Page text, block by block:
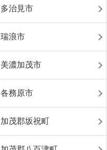
多治見市
瑞浪市
美濃加茂市
各務原市
加茂郡坂祝町